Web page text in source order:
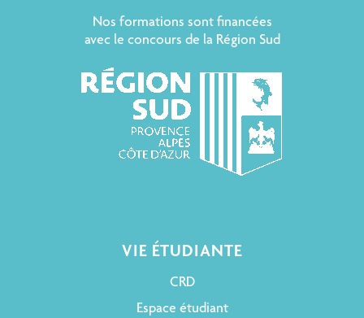
Nos formations sont financées
avec le concours de la Région Sud
VIE ÉTUDIANTE
CRD
Espace étudiant